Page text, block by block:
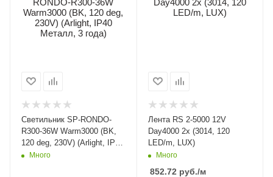
Светильник SP-RONDO-
R300-36W Warm3000 (BK,
120 deg, 230V) (Arlight, IP40
Металл, 3 года)
Много
Лента RS 2-5000 12V
Day4000 2x (3014, 120
LED/m, LUX)
Много
852.72 руб./м